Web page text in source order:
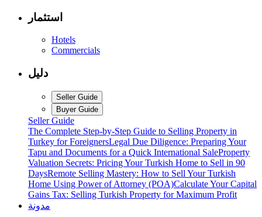
استثمار
Hotels
Commercials
دليل
Seller Guide
Buyer Guide
Seller Guide
The Complete Step-by-Step Guide to Selling Property in
Turkey for ForeignersLegal Due Diligence: Preparing Your
Tapu and Documents for a Quick International SaleProperty
Valuation Secrets: Pricing Your Turkish Home to Sell in 90
DaysRemote Selling Mastery: How to Sell Your Turkish
Home Using Power of Attorney (POA)Calculate Your Capital
Gains Tax: Selling Turkish Property for Maximum Profit
مدونة